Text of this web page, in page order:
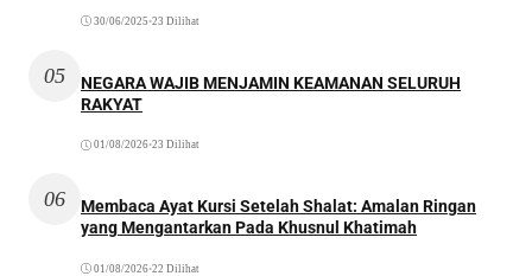
30/06/2025 •23 Dilihat
05
NEGARA WAJIB MENJAMIN KEAMANAN SELURUH
RAKYAT
01/08/2026•23 Dilihat
06
Membaca Ayat Kursi Setelah Shalat: Amalan Ringan
yang Mengantarkan Pada Khusnul Khatimah
01/08/2026•22 Dilihat